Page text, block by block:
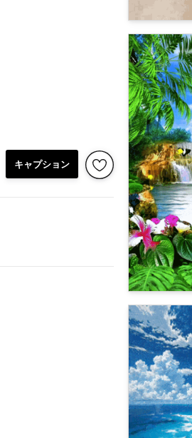
キャプション